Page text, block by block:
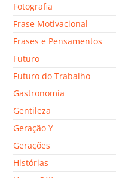
Fotografia
Frase Motivacional
Frases e Pensamentos
Futuro
Futuro do Trabalho
Gastronomia
Gentileza
Geração Y
Gerações
Histórias